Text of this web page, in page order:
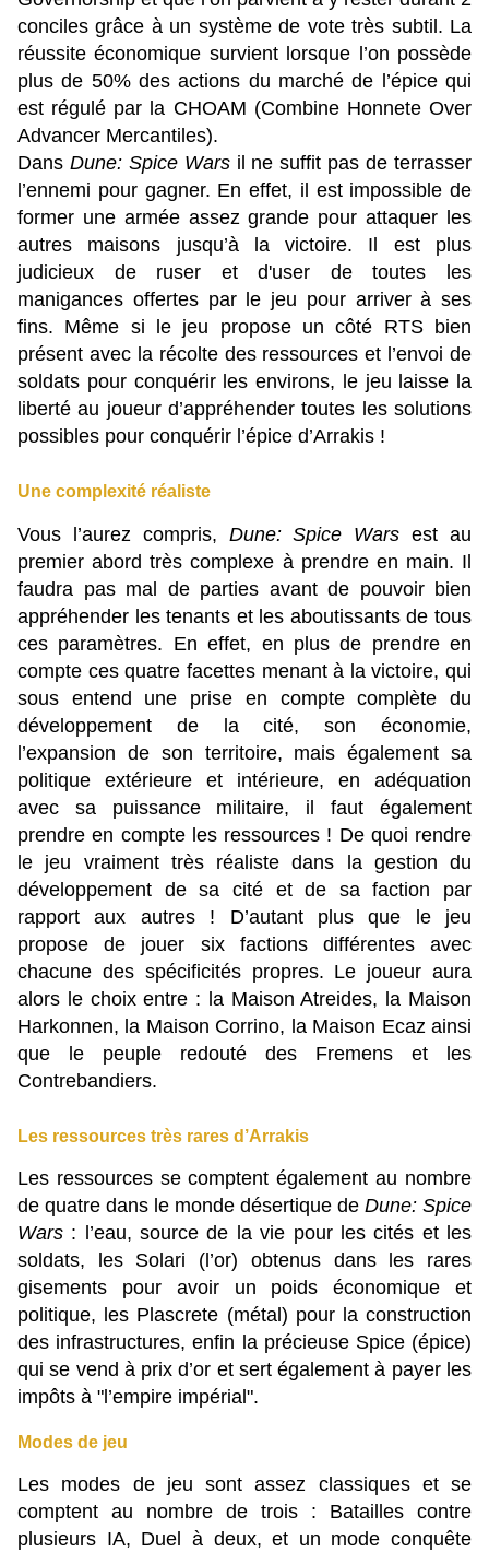
conciles grâce à un système de vote très subtil. La
réussite économique survient lorsque l’on possède
plus de 50% des actions du marché de l’épice qui
est régulé par la CHOAM (Combine Honnete Over
Advancer Mercantiles).
Dans Dune: Spice Warsil ne suffit pas de terrasser
l’ennemi pour gagner. En effet, il est impossible de
former une armée assez grande pour attaquer les
autres maisons jusqu’à la victoire. Il est plus
judicieux de ruser et d'user de toutes les
manigances offertes par le jeu pour arriver à ses
fins. Même si le jeu propose un côté RTS bien
présent avec la récolte des ressources et l’envoi de
soldats pour conquérir les environs, le jeu laisse la
liberté au joueur d’appréhender toutes les solutions
possibles pour conquérir l’épice d’Arrakis !
Une complexité réaliste
Vous l’aurez compris, Dune: Spice Wars est au
premier abord très complexe à prendre en main. Il
faudra pas mal de parties avant de pouvoir bien
appréhender les tenants et les aboutissants de tous
ces paramètres. En effet, en plus de prendre en
compte ces quatre facettes menant à la victoire, qui
sous entend une prise en compte complète du
développement de la cité, son économie,
l’expansion de son territoire, mais également sa
politique extérieure et intérieure, en adéquation
avec sa puissance militaire, il faut également
prendre en compte les ressources ! De quoi rendre
le jeu vraiment très réaliste dans la gestion du
développement de sa cité et de sa faction par
rapport aux autres ! D’autant plus que le jeu
propose de jouer six factions différentes avec
chacune des spécificités propres. Le joueur aura
alors le choix entre : la Maison Atreides, la Maison
Harkonnen, la Maison Corrino, la Maison Ecaz ainsi
que le peuple redouté des Fremens et les
Contrebandiers.
Les ressources très rares d’Arrakis
Les ressources se comptent également au nombre
de quatre dans le monde désertique de Dune: Spice
Wars : l’eau, source de la vie pour les cités et les
soldats, les Solari (l’or) obtenus dans les rares
gisements pour avoir un poids économique et
politique, les Plascrete (métal) pour la construction
des infrastructures, enfin la précieuse Spice (épice)
qui se vend à prix d’or et sert également à payer les
impôts à "l’empire impérial".
Modes de jeu
Les modes de jeu sont assez classiques et se
comptent au nombre de trois : Batailles contre
plusieurs IA, Duel à deux, et un mode conquête